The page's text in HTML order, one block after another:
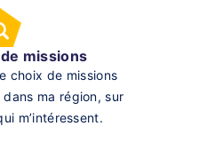
missions
choix de missions
dans ma région, sur
m’intéressent.